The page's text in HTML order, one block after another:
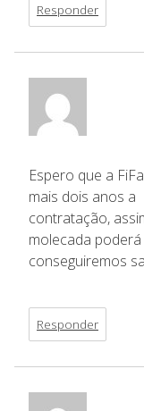
Responder
Espero que a
mais dois anos a
contratação,
molecada
conseguiremos
Responder